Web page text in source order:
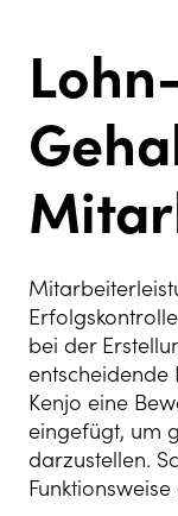
bei der
entscheidende
Kenjo eine
eingefügt, um
darzustellen.